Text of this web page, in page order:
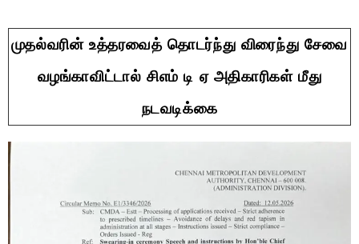
முதல்வரின் உத்தரவைத் தொடர்ந்து விரைந்து சேவை
வழங்காவிட்டால் சிஎம் டி ஏ அதிகாரிகள் மீது
நடவடிக்கை